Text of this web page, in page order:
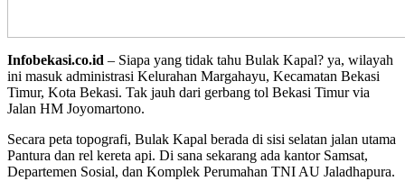
Infobekasi.co.id – Siapa yang tidak tahu Bulak Kapal? ya, wilayah
ini masuk administrasi Kelurahan Margahayu, Kecamatan Bekasi
Timur, Kota Bekasi. Tak jauh dari gerbang tol Bekasi Timur via
Jalan HM Joyomartono.
Secara peta topografi, Bulak Kapal berada di sisi selatan jalan utama
Pantura dan rel kereta api. Di sana sekarang ada kantor Samsat,
Departemen Sosial, dan Komplek Perumahan TNI AU Jaladhapura.